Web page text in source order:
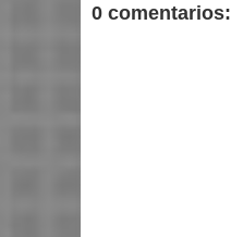
0 comentarios: